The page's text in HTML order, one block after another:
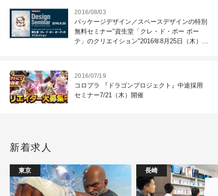
2016/08/03
パッケージデザイン／スペースデザインの特別
無料セミナー"資生堂「クレ・ド・ポー ボー
テ」のクリエイション"2016年8月25日（木）開
2016/07/19
コロプラ 『ドラゴンプロジェクト』中途採用
セミナー7/21（木）開催
新着求人
東京 長崎